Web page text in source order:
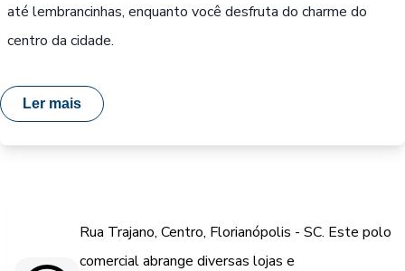
até lembrancinhas, enquanto você desfruta do charme do
centro da cidade.
Ler mais
Rua Trajano, Centro, Florianópolis - SC. Este polo
comercial abrange diversas lojas e